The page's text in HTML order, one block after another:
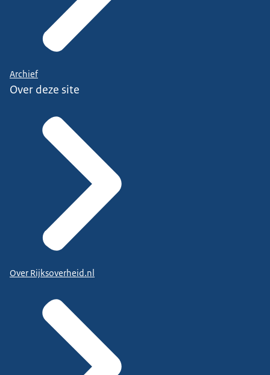
Archief
Over deze site
Over Rijksoverheid.nl